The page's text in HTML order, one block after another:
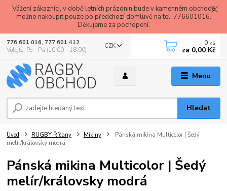
Vážení zákazníci, v době letních prázdnin bude v kamenném obchodě
možno nakoupit pouze po předchozí domluvě na tel. 776601016.
Děkujeme za pochopení.
Menu
CZK
Hledat
776 601 016, 777 601 412
Volejte: Po - Pá (10:00 - 18:00)
0 ks
za 0,00 Kč
Úvod RUGBY Říčany Mikiny
Pánská mikina Multicolor | Šedý
melír/královsky modrá
Pánská mikina Multicolor | Šedý
melír/královsky modrá